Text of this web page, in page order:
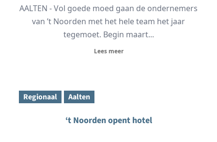
AALTEN - Vol goede moed gaan de ondernemers
van ’t Noorden met het hele team het jaar
tegemoet. Begin maart...
Lees meer
Regionaal Aalten
‘t Noorden opent hotel